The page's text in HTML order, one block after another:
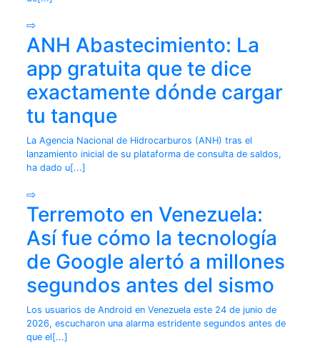
⇨
ANH Abastecimiento: La
app gratuita que te dice
exactamente dónde cargar
tu tanque
La Agencia Nacional de Hidrocarburos (ANH) tras el
lanzamiento inicial de su plataforma de consulta de saldos,
ha dado u[...]
⇨
Terremoto en Venezuela:
Así fue cómo la tecnología
de Google alertó a millones
segundos antes del sismo
Los usuarios de Android en Venezuela este 24 de junio de
2026, escucharon una alarma estridente segundos antes de
que el[...]